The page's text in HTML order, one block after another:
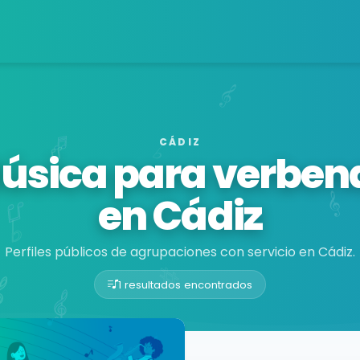
CÁDIZ
para
en Cádiz
Perfiles públicos de agrupaciones con servicio en Cádiz.
1 resultados encontrados